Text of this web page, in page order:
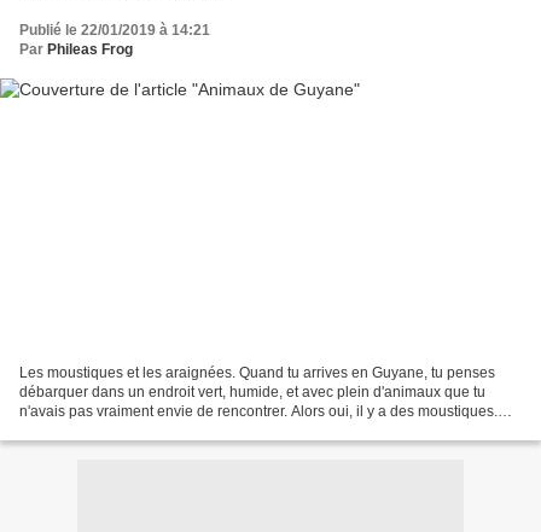
Publié le 22/01/2019 à 14:21
Par Phileas Frog
Les moustiques et les araignées. Quand tu arrives en Guyane, tu penses
débarquer dans un endroit vert, humide, et avec plein d'animaux que tu
n'avais pas vraiment envie de rencontrer. Alors oui, il y a des moustiques.